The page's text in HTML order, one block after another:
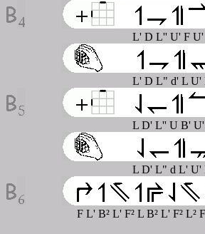
L' D L'' U' F
L' D L" d' L U'
L D' L'' U B'
L D' L" d L' U'
F L' B² L' F² L B² L' F² L²